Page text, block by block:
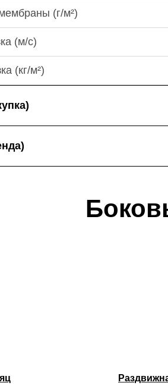
(г/м²)
(м/с)
(кг/м²)